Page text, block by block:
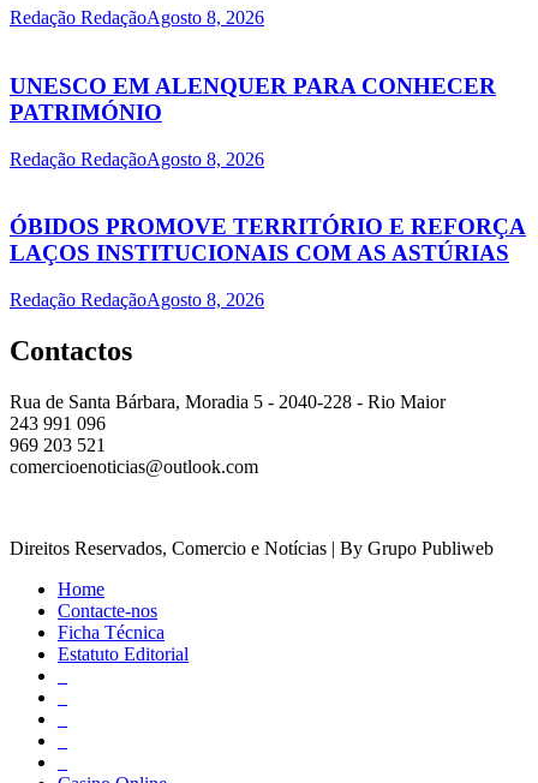
Redação RedaçãoAgosto 8, 2026
UNESCO EM ALENQUER PARA CONHECER
PATRIMÓNIO
Redação RedaçãoAgosto 8, 2026
ÓBIDOS PROMOVE TERRITÓRIO E REFORÇA
LAÇOS INSTITUCIONAIS COM AS ASTÚRIAS
Redação RedaçãoAgosto 8, 2026
Contactos
Rua de Santa Bárbara, Moradia 5 - 2040-228 - Rio Maior
243 991 096
969 203 521
comercioenoticias@outlook.com
Direitos Reservados, Comercio e Notícias | By Grupo Publiweb
Home
Contacte-nos
Ficha Técnica
Estatuto Editorial